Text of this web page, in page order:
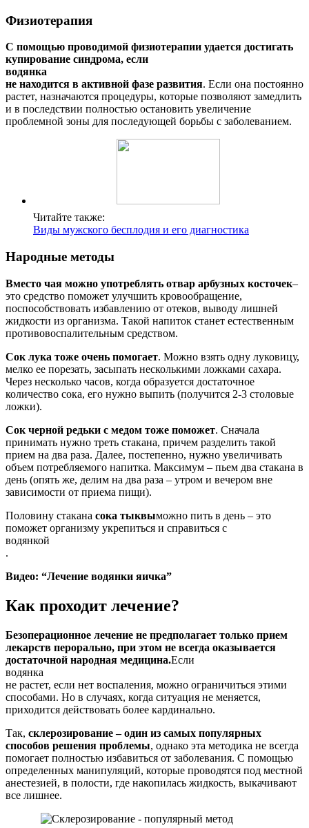
Физиотерапия
С помощью проводимой физиотерапии удается достигать
купирование синдрома, если
водянка
не находится в активной фазе развития. Если она постоянно
растет, назначаются процедуры, которые позволяют замедлить
и в последствии полностью остановить увеличение
проблемной зоны для последующей борьбы с заболеванием.
Читайте также:
Виды мужского бесплодия и его диагностика
Народные методы
Вместо чая можно употреблять отвар арбузных косточек–
это средство поможет улучшить кровообращение,
поспособствовать избавлению от отеков, выводу лишней
жидкости из организма. Такой напиток станет естественным
противовоспалительным средством.
Сок лука тоже очень помогает. Можно взять одну луковицу,
мелко ее порезать, засыпать несколькими ложками сахара.
Через несколько часов, когда образуется достаточное
количество сока, его нужно выпить (получится 2-3 столовые
ложки).
Сок черной редьки с медом тоже поможет. Сначала
принимать нужно треть стакана, причем разделить такой
прием на два раза. Далее, постепенно, нужно увеличивать
объем потребляемого напитка. Максимум – пьем два стакана в
день (опять же, делим на два раза – утром и вечером вне
зависимости от приема пищи).
Половину стакана сока тыквыможно пить в день – это
поможет организму укрепиться и справиться с
водянкой
.
Видео: “Лечение водянки яичка”
Как проходит лечение?
Безоперационное лечение не предполагает только прием
лекарств перорально, при этом не всегда оказывается
достаточной народная медицина.Если
водянка
не растет, если нет воспаления, можно ограничиться этими
способами. Но в случаях, когда ситуация не меняется,
приходится действовать более кардинально.
Так, склерозирование – один из самых популярных
способов решения проблемы, однако эта методика не всегда
помогает полностью избавиться от заболевания. С помощью
определенных манипуляций, которые проводятся под местной
анестезией, в полости, где накопилась жидкость, выкачивают
все лишнее.